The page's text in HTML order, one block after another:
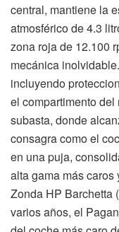
central, mantiene la
atmosférico de 4.3
zona roja de 12.100
mecánica
incluyendo
el compartimento
subasta, donde
consagra como el
en una puja,
alta gama más
Zonda HP Barchetta
varios años, el